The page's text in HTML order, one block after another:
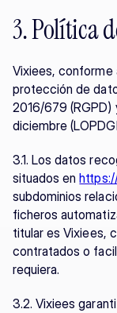
3. Política
Vixiees, conforme
protección de
2016/679 (RGPD)
diciembre
3.1. Los datos
situados en
subdominios
ficheros
titular es Vixiees,
contratados o
requiera.
3.2. Vixiees